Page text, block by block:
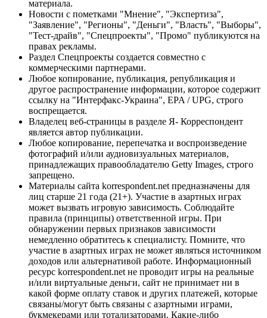
материала.
Новости с пометками "Мнение", "Экспертиза",
"Заявление", "Регионы", "Деньги", "Власть", "Выборы",
"Тест-драйв", "Спецпроекты", "Промо" публикуются на
правах рекламы.
Раздел Спецпроекты создается совместно с
коммерческими партнерами.
Любое копирование, публикация, републикация и
другое распространение информации, которое содержит
ссылку на "Интерфакс-Украина", EPA / UPG, строго
воспрещается.
Владелец веб-страницы в разделе Я- Корреспондент
является автор публикации.
Любое копирование, перепечатка и воспроизведение
фотографий и/или аудиовизуальных материалов,
принадлежащих правообладателю Getty Images, строго
запрещено.
Материалы сайта korrespondent.net предназначены для
лиц старше 21 года (21+). Участие в азартных играх
может вызвать игровую зависимость. Соблюдайте
правила (принципы) ответственной игры. При
обнаружении первых признаков зависимости
немедленно обратитесь к специалисту. Помните, что
участие в азартных играх не может являться источником
доходов или альтернативой работе. Информационный
ресурс korrespondent.net не проводит игры на реальные
и/или виртуальные деньги, сайт не принимает ни в
какой форме оплату ставок и других платежей, которые
связаны/могут быть связаны с азартными играми,
букмекерами или тотализаторами. Какие-либо